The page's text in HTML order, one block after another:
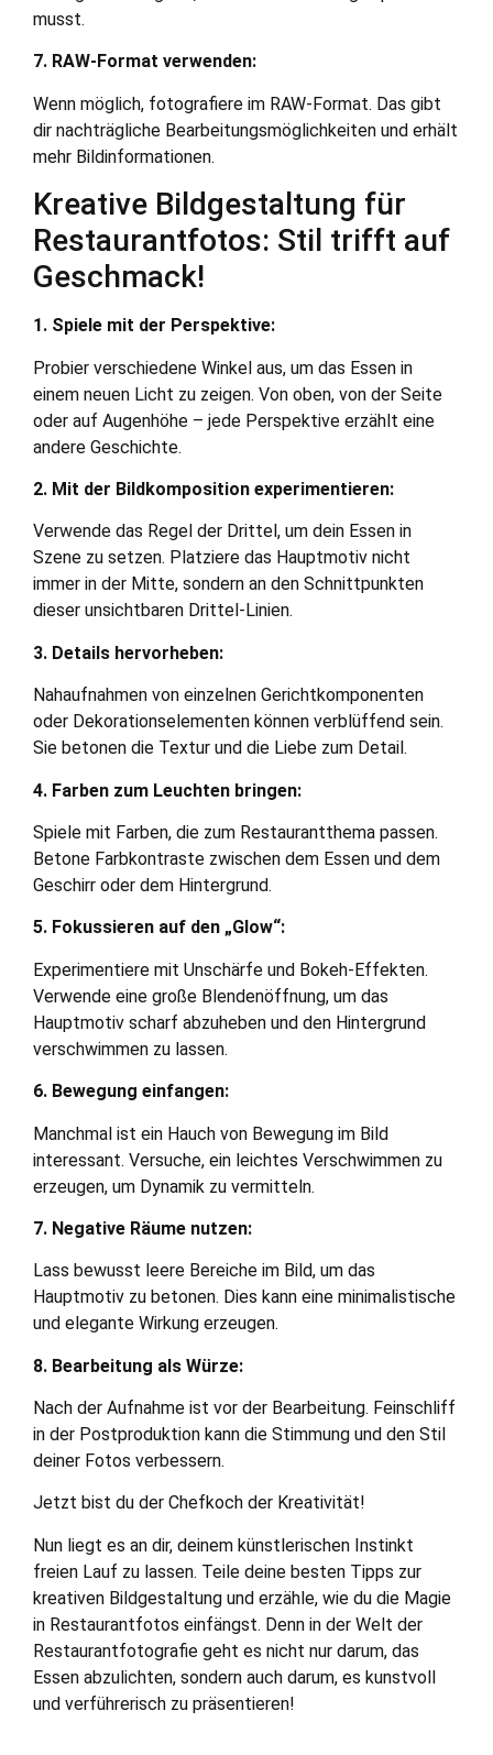
musst.
7. RAW-Format verwenden:
Wenn möglich, fotografiere im RAW-Format. Das gibt
dir nachträgliche Bearbeitungsmöglichkeiten und erhält
mehr Bildinformationen.
Kreative Bildgestaltung für
Restaurantfotos: Stil trifft auf
Geschmack!
1. Spiele mit der Perspektive:
Probier verschiedene Winkel aus, um das Essen in
einem neuen Licht zu zeigen. Von oben, von der Seite
oder auf Augenhöhe – jede Perspektive erzählt eine
andere Geschichte.
2. Mit der Bildkomposition experimentieren:
Verwende das Regel der Drittel, um dein Essen in
Szene zu setzen. Platziere das Hauptmotiv nicht
immer in der Mitte, sondern an den Schnittpunkten
dieser unsichtbaren Drittel-Linien.
3. Details hervorheben:
Nahaufnahmen von einzelnen Gerichtkomponenten
oder Dekorationselementen können verblüffend sein.
Sie betonen die Textur und die Liebe zum Detail.
4. Farben zum Leuchten bringen:
Spiele mit Farben, die zum Restaurantthema passen.
Betone Farbkontraste zwischen dem Essen und dem
Geschirr oder dem Hintergrund.
5. Fokussieren auf den „Glow“:
Experimentiere mit Unschärfe und Bokeh-Effekten.
Verwende eine große Blendenöffnung, um das
Hauptmotiv scharf abzuheben und den Hintergrund
verschwimmen zu lassen.
6. Bewegung einfangen:
Manchmal ist ein Hauch von Bewegung im Bild
interessant. Versuche, ein leichtes Verschwimmen zu
erzeugen, um Dynamik zu vermitteln.
7. Negative Räume nutzen:
Lass bewusst leere Bereiche im Bild, um das
Hauptmotiv zu betonen. Dies kann eine minimalistische
und elegante Wirkung erzeugen.
8. Bearbeitung als Würze:
Nach der Aufnahme ist vor der Bearbeitung. Feinschliff
in der Postproduktion kann die Stimmung und den Stil
deiner Fotos verbessern.
Jetzt bist du der Chefkoch der Kreativität!
Nun liegt es an dir, deinem künstlerischen Instinkt
freien Lauf zu lassen. Teile deine besten Tipps zur
kreativen Bildgestaltung und erzähle, wie du die Magie
in Restaurantfotos einfängst. Denn in der Welt der
Restaurantfotografie geht es nicht nur darum, das
Essen abzulichten, sondern auch darum, es kunstvoll
und verführerisch zu präsentieren!